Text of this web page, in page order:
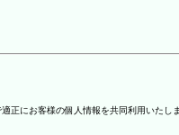
正にお客様の個人情報を共同利用いたしま